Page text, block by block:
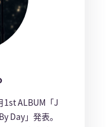
ALBUM「J
Day」発表。